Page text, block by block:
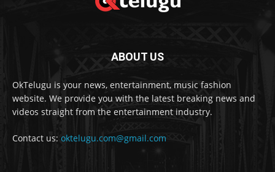
ABOUT US
OkTelugu is your news, entertainment, music fashion
website. We provide you with the latest breaking news and
videos straight from the entertainment industry.
Contact us: oktelugu.com@gmail.com